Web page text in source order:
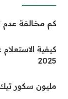
كم مخالفة عدم
2025
مليون سكور